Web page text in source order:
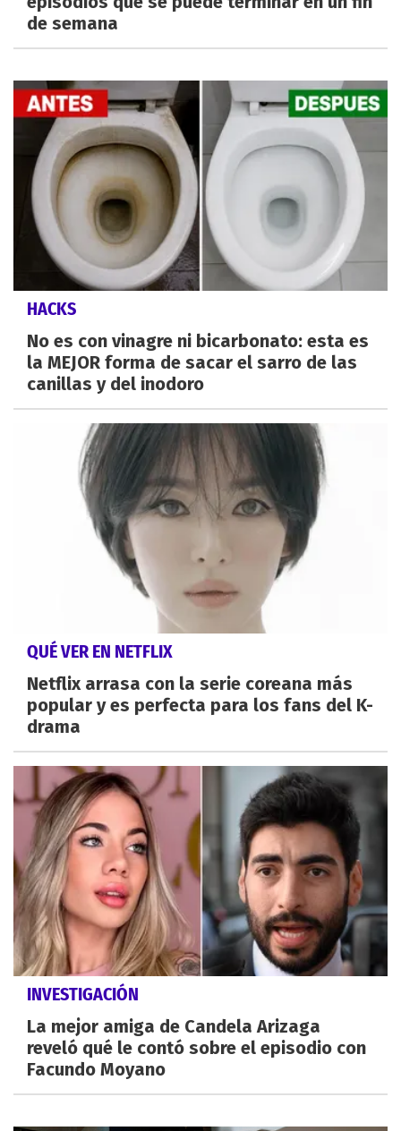
de semana
HACKS
No es con vinagre ni bicarbonato: esta es
la MEJOR forma de sacar el sarro de las
canillas y del inodoro
QUÉ VER EN NETFLIX
Netflix arrasa con la serie coreana más
popular y es perfecta para los fans del K-
drama
INVESTIGACIÓN
La mejor amiga de Candela Arizaga
reveló qué le contó sobre el episodio con
Facundo Moyano